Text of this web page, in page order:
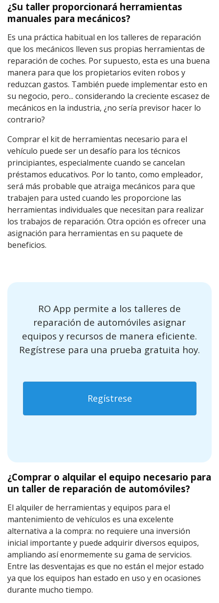
¿Su taller proporcionará herramientas
manuales para mecánicos?
Es una práctica habitual en los talleres de reparación
que los mecánicos lleven sus propias herramientas de
reparación de coches. Por supuesto, esta es una buena
manera para que los propietarios eviten robos y
reduzcan gastos. También puede implementar esto en
su negocio, pero... considerando la creciente escasez de
mecánicos en la industria, ¿no sería previsor hacer lo
contrario?
Comprar el kit de herramientas necesario para el
vehículo puede ser un desafío para los técnicos
principiantes, especialmente cuando se cancelan
préstamos educativos. Por lo tanto, como empleador,
será más probable que atraiga mecánicos para que
trabajen para usted cuando les proporcione las
herramientas individuales que necesitan para realizar
los trabajos de reparación. Otra opción es ofrecer una
asignación para herramientas en su paquete de
beneficios.
RO App permite a los talleres de
reparación de automóviles asignar
equipos y recursos de manera eficiente.
Regístrese para una prueba gratuita hoy.
Regístrese
¿Comprar o alquilar el equipo necesario para
un taller de reparación de automóviles?
El alquiler de herramientas y equipos para el
mantenimiento de vehículos es una excelente
alternativa a la compra: no requiere una inversión
inicial importante y puede adquirir diversos equipos,
ampliando así enormemente su gama de servicios.
Entre las desventajas es que no están el mejor estado
ya que los equipos han estado en uso y en ocasiones
durante mucho tiempo.